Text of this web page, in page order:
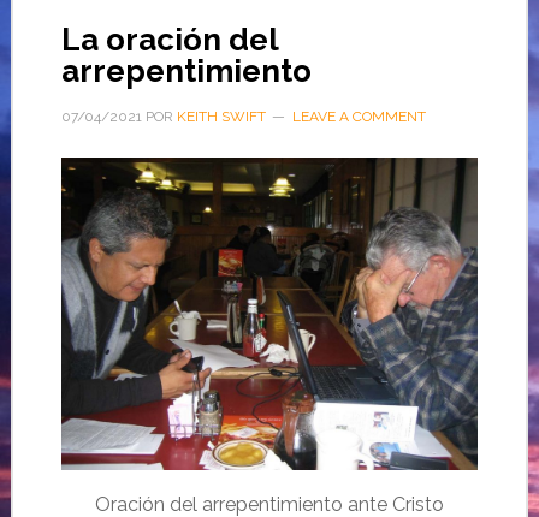
La oración del
arrepentimiento
07/04/2021POR KEITH SWIFT LEAVE A COMMENT
Oración del arrepentimiento ante Cristo